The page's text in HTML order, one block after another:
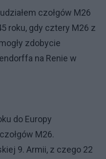
czołgów M26
roku, gdy cztery M26 z
zdobycie
na Renie w
do Europy
M26.
9. Armii, z czego 22